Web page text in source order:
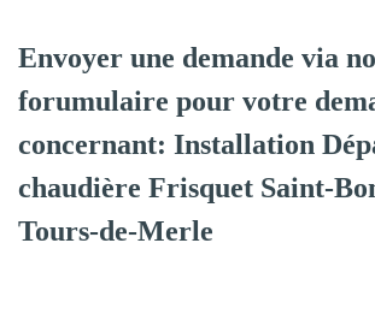
Envoyer une demande via
forumulaire pour votre
concernant: Installation
chaudière Frisquet Saint-
Tours-de-Merle